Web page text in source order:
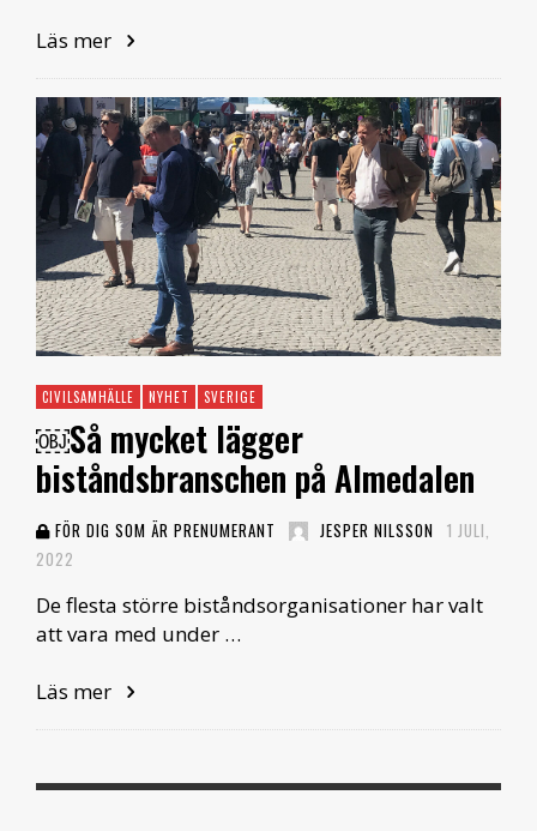
Läs mer
CIVILSAMHÄLLE NYHET SVERIGE
￼Så mycket lägger
biståndsbranschen på Almedalen
FÖR DIG SOM ÄR PRENUMERANT JESPER NILSSON 1 JULI,
2022
De flesta större biståndsorganisationer har valt
att vara med under …
Läs mer